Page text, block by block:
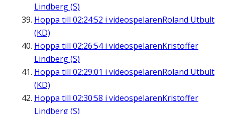
Lindberg (S)
Hoppa till 02:24:52 i videospelarenRoland Utbult
(KD)
Hoppa till 02:26:54i videospelarenKristoffer
Lindberg (S)
Hoppa till 02:29:01 i videospelarenRoland Utbult
(KD)
Hoppa till 02:30:58 i videospelarenKristoffer
Lindberg (S)